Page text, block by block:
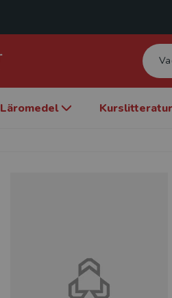
Läromedel Kurslitteratur